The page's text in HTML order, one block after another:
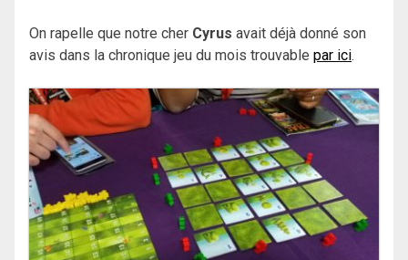
On rapelle que notre cher Cyrus avait déjà donné son
avis dans la chronique jeu du mois trouvable par ici.